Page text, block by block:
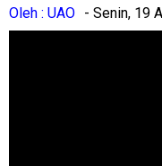
Oleh : UAO - Senin, 19